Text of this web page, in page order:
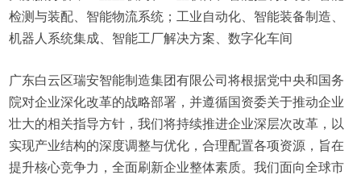
检测与装配、智能物流系统；工业自动化、智能装备制造、
机器人系统集成、智能工厂解决方案、数字化车间
广东白云区瑞安智能制造集团有限公司将根据党中央和国务
院对企业深化改革的战略部署，并遵循国资委关于推动企业
壮大的相关指导方针，我们将持续推进企业深层次改革，以
实现产业结构的深度调整与优化，合理配置各项资源，旨在
提升核心竞争力，全面刷新企业整体素质。我们面向全球市